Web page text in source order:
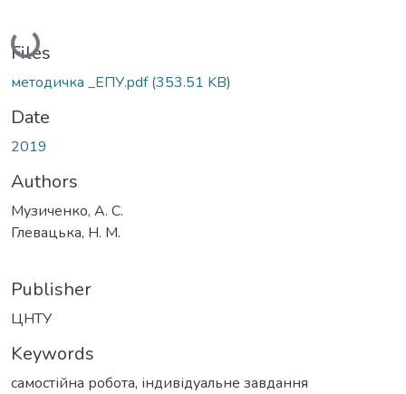
Loading...
Files
методичка _ЕПУ.pdf(353.51 KB)
Date
2019
Authors
Музиченко, А. С.
Глевацька, Н. М.
Publisher
ЦНТУ
Keywords
самостійна робота, індивідуальне завдання